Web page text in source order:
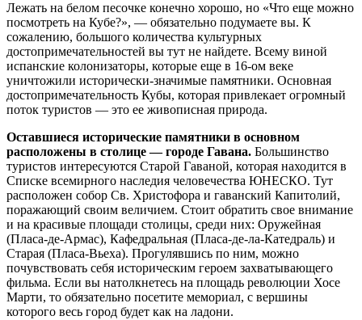
Лежать на белом песочке конечно хорошо, но «Что еще можно
посмотреть на Кубе?», — обязательно подумаете вы. К
сожалению, большого количества культурных
достопримечательностей вы тут не найдете. Всему виной
испанские колонизаторы, которые еще в 16-ом веке
уничтожили исторически-значимые памятники. Основная
достопримечательность Кубы, которая привлекает огромный
поток туристов — это ее живописная природа.
Оставшиеся исторические памятники в основном
расположены в столице — городе Гавана. Большинство
туристов интересуются Старой Гаваной, которая находится в
Списке всемирного наследия человечества ЮНЕСКО. Тут
расположен собор Св. Христофора и гаванский Капитолий,
поражающий своим величием. Стоит обратить свое внимание
и на красивые площади столицы, среди них: Оружейная
(Пласа-де-Армас), Кафедральная (Пласа-де-ла-Катедраль) и
Старая (Пласа-Вьеха). Прогулявшись по ним, можно
почувствовать себя историческим героем захватывающего
фильма. Если вы натолкнетесь на площадь революции Хосе
Марти, то обязательно посетите мемориал, с вершины
которого весь город будет как на ладони.